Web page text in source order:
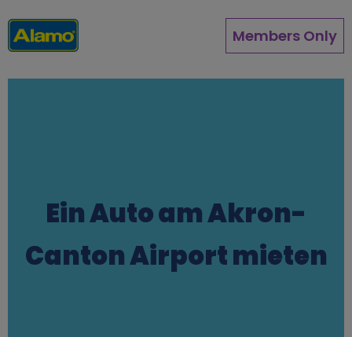
zum
Inhalt
Members Only
Ein Auto am Akron-
Canton Airport mieten